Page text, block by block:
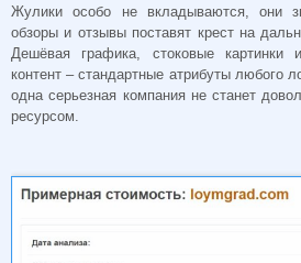
Жулики особо не вкладываются, они
обзоры и отзывы поставят крест на
Дешёвая графика, стоковые картинки
контент – стандартные атрибуты любого
одна серьезная компания не станет
ресурсом.